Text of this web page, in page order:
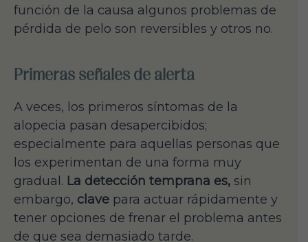
función de la causa algunos problemas de
pérdida de pelo son reversibles y otros no.
Primeras señales de alerta
A veces, los primeros síntomas de la
alopecia pasan desapercibidos;
especialmente para aquellas personas que
los experimentan de una forma muy
gradual. La detección temprana es, sin
embargo, clave para actuar rápidamente y
tener opciones de frenar el problema antes
de que sea demasiado tarde.